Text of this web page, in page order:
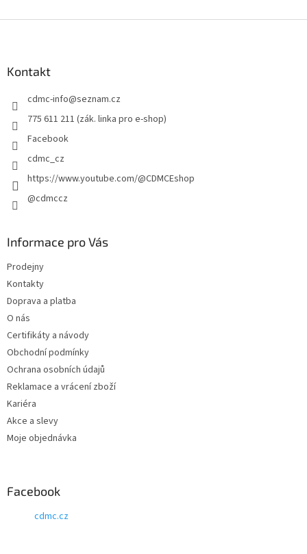
Kontakt
cdmc-info@seznam.cz
775 611 211 (zák. linka pro e-shop)
Facebook
cdmc_cz
https://www.youtube.com/@CDMCEshop
@cdmccz
Informace pro Vás
Prodejny
Kontakty
Doprava a platba
O nás
Certifikáty a návody
Obchodní podmínky
Ochrana osobních údajů
Reklamace a vrácení zboží
Kariéra
Akce a slevy
Moje objednávka
Facebook
cdmc.cz